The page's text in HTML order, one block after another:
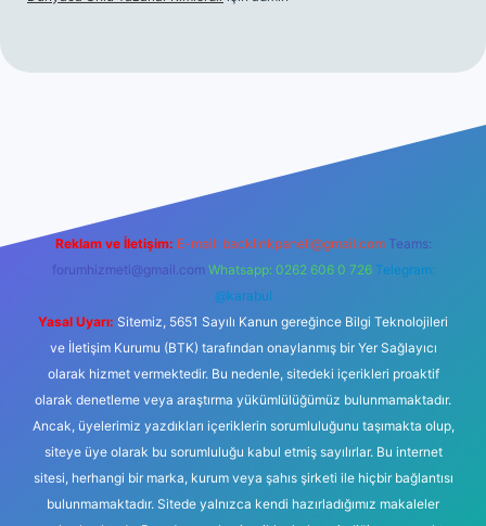
Reklam ve İletişim: E-mail: backlinkpaneli@gmail.com Teams:
forumhizmeti@gmail.com Whatsapp: 0262 606 0 726 Telegram:
@karabul
Yasal Uyarı: Sitemiz, 5651 Sayılı Kanun gereğince Bilgi Teknolojileri
ve İletişim Kurumu (BTK) tarafından onaylanmış bir Yer Sağlayıcı
olarak hizmet vermektedir. Bu nedenle, sitedeki içerikleri proaktif
olarak denetleme veya araştırma yükümlülüğümüz bulunmamaktadır.
Ancak, üyelerimiz yazdıkları içeriklerin sorumluluğunu taşımakta olup,
siteye üye olarak bu sorumluluğu kabul etmiş sayılırlar. Bu internet
sitesi, herhangi bir marka, kurum veya şahıs şirketi ile hiçbir bağlantısı
bulunmamaktadır. Sitede yalnızca kendi hazırladığımız makaleler